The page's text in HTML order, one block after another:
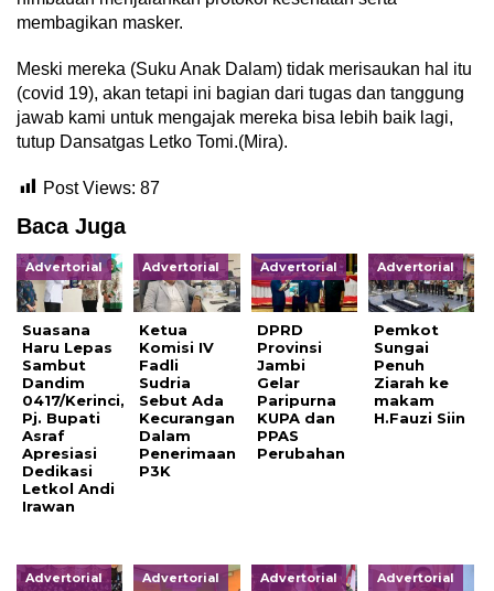
membagikan masker.
Meski mereka (Suku Anak Dalam) tidak merisaukan hal itu
(covid 19), akan tetapi ini bagian dari tugas dan tanggung
jawab kami untuk mengajak mereka bisa lebih baik lagi,
tutup Dansatgas Letko Tomi.(Mira).
Post Views: 87
Baca Juga
Advertorial
Suasana
Haru Lepas
Sambut
Dandim
0417/Kerinci,
Pj. Bupati
Asraf
Apresiasi
Dedikasi
Letkol Andi
Irawan
Advertorial
Ketua
Komisi IV
Fadli
Sudria
Sebut Ada
Kecurangan
Dalam
Penerimaan
P3K
Advertorial
DPRD
Provinsi
Jambi
Gelar
Paripurna
KUPA dan
PPAS
Perubahan
Advertorial
Pemkot
Sungai
Penuh
Ziarah ke
makam
H.Fauzi Siin
Advertorial Advertorial Advertorial Advertorial